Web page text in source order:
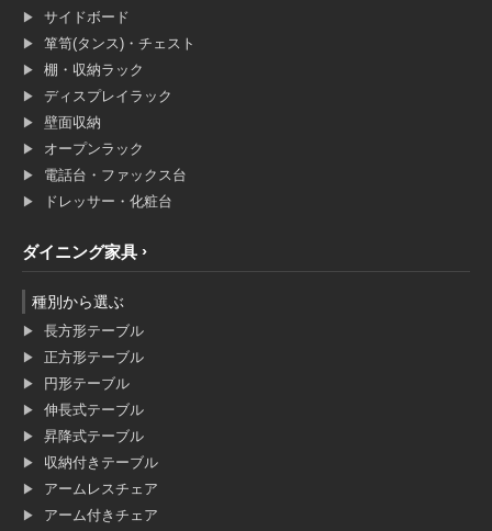
サイドボード
箪笥(タンス)・チェスト
棚・収納ラック
ディスプレイラック
壁面収納
オープンラック
電話台・ファックス台
ドレッサー・化粧台
ダイニング家具
種別から選ぶ
長方形テーブル
正方形テーブル
円形テーブル
伸長式テーブル
昇降式テーブル
収納付きテーブル
アームレスチェア
アーム付きチェア